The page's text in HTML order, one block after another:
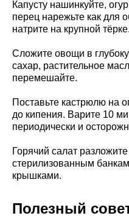
Капусту нашинкуйте,
перец нарежьте как для
натрите на крупной тёрке.
Сложите овощи в
сахар, растительное
перемешайте.
Поставьте кастрюлю на
до кипения. Варите 10
периодически и
Горячий салат
стерилизованным
крышками.
Полезный